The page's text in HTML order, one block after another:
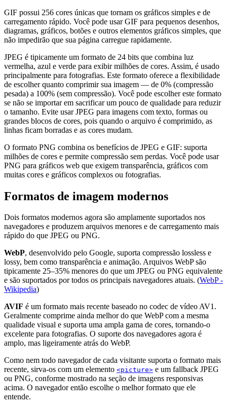
GIF possui 256 cores únicas que tornam os gráficos simples e de
carregamento rápido. Você pode usar GIF para pequenos desenhos,
diagramas, gráficos, botões e outros elementos gráficos simples, que
não impedirão que sua página carregue rapidamente.
JPEG é tipicamente um formato de 24 bits que combina luz
vermelha, azul e verde para exibir milhões de cores. Assim, é usado
principalmente para fotografias. Este formato oferece a flexibilidade
de escolher quanto comprimir sua imagem — de 0% (compressão
pesada) a 100% (sem compressão). Você pode escolher este formato
se não se importar em sacrificar um pouco de qualidade para reduzir
o tamanho. Evite usar JPEG para imagens com texto, formas ou
grandes blocos de cores, pois quando o arquivo é comprimido, as
linhas ficam borradas e as cores mudam.
O formato PNG combina os benefícios de JPEG e GIF: suporta
milhões de cores e permite compressão sem perdas. Você pode usar
PNG para gráficos web que exigem transparência, gráficos com
muitas cores e gráficos complexos ou fotografias.
Formatos de imagem modernos
Dois formatos modernos agora são amplamente suportados nos
navegadores e produzem arquivos menores e de carregamento mais
rápido do que JPEG ou PNG.
WebP, desenvolvido pelo Google, suporta compressão lossless e
lossy, bem como transparência e animação. Arquivos WebP são
tipicamente 25–35% menores do que um JPEG ou PNG equivalente
e são suportados por todos os principais navegadores atuais. (WebP -
Wikipedia)
AVIF é um formato mais recente baseado no codec de vídeo AV1.
Geralmente comprime ainda melhor do que WebP com a mesma
qualidade visual e suporta uma ampla gama de cores, tornando-o
excelente para fotografias. O suporte dos navegadores agora é
amplo, mas ligeiramente atrás do WebP.
Como nem todo navegador de cada visitante suporta o formato mais
recente, sirva-os com um elemento <picture> e um fallback JPEG
ou PNG, conforme mostrado na seção de imagens responsivas
acima. O navegador então escolhe o melhor formato que ele
entende.